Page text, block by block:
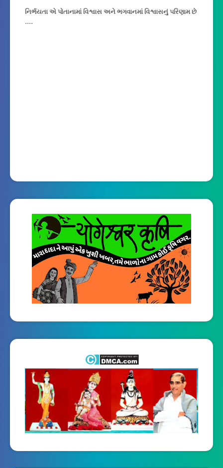
નિર્ભયતા એ પોતાનામાં વિશ્વાસ અને ભગવાનમાં વિશ્વાસનું પરિણામ છે
....